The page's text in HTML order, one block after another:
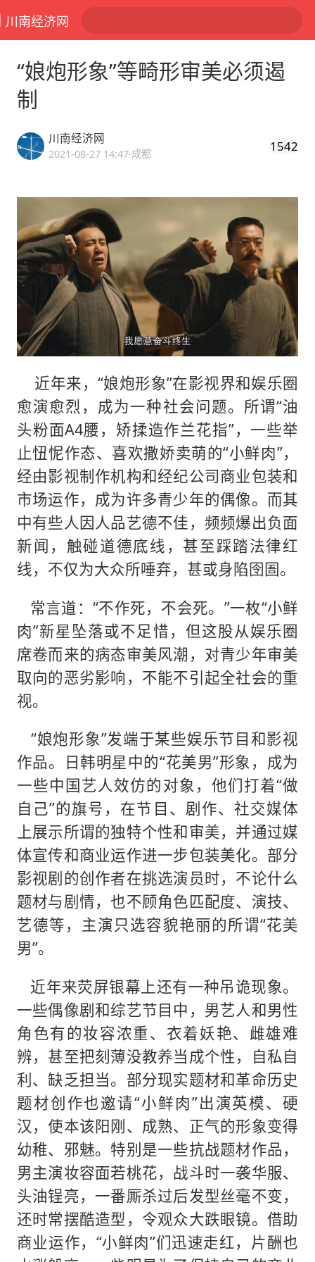
川南经济网
“娘炮形象”等畸形审美必须遏
制
川南经济网
2021-08-27 14:47·成都 1542
近年来，“娘炮形象”在影视界和娱乐圈
愈演愈烈，成为一种社会问题。所谓“油
头粉面A4腰，矫揉造作兰花指”，一些举
止忸怩作态、喜欢撒娇卖萌的“小鲜肉”，
经由影视制作机构和经纪公司商业包装和
市场运作，成为许多青少年的偶像。而其
中有些人因人品艺德不佳，频频爆出负面
新闻，触碰道德底线，甚至踩踏法律红
线，不仅为大众所唾弃，甚或身陷囹圄。
常言道：“不作死，不会死。”一枚“小鲜
肉”新星坠落或不足惜，但这股从娱乐圈
席卷而来的病态审美风潮，对青少年审美
取向的恶劣影响，不能不引起全社会的重
视。
“娘炮形象”发端于某些娱乐节目和影视
作品。日韩明星中的“花美男”形象，成为
一些中国艺人效仿的对象，他们打着“做
自己”的旗号，在节目、剧作、社交媒体
上展示所谓的独特个性和审美，并通过媒
体宣传和商业运作进一步包装美化。部分
影视剧的创作者在挑选演员时，不论什么
题材与剧情，也不顾角色匹配度、演技、
艺德等，主演只选容貌艳丽的所谓“花美
男”。
近年来荧屏银幕上还有一种吊诡现象。
一些偶像剧和综艺节目中，男艺人和男性
角色有的妆容浓重、衣着妖艳、雌雄难
辨，甚至把刻薄没教养当成个性，自私自
利、缺乏担当。部分现实题材和革命历史
题材创作也邀请“小鲜肉”出演英模、硬
汉，使本该阳刚、成熟、正气的形象变得
幼稚、邪魅。特别是一些抗战题材作品，
男主演妆容面若桃花，战斗时一袭华服、
头油锃亮，一番厮杀过后发型丝毫不变，
还时常摆酷造型，令观众大跌眼镜。借助
商业运作，“小鲜肉”们迅速走红，片酬也